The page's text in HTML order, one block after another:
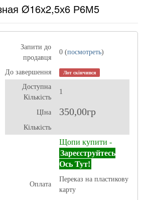
Ø16х2,5х6 Р6М5
Запити до
продавця
0 (посмотреть)
До завершення Лот скінчився
Доступна
Кількість
1
ЦІна 350,00гр
Кількість
Щопи купити -
Зареєструйтесь
Ось Тут!
Оплата
Переказ на пластикову
карту